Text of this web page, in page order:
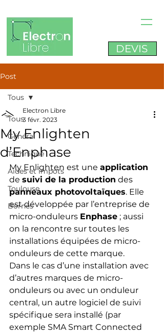
DEVIS
Post
Tous
Général
Technique
Aides et impots
Toulouse
Bornes
Tous
My Enlighten
d’Enphase
Electron Libre
3 févr. 2023
My Enlighten est une application
de suivi de la production des
panneaux photovoltaïques. Elle
est développée par l’entreprise de
micro-onduleurs Enphase ; aussi
on la rencontre sur toutes les
installations équipées de micro-
onduleurs de cette marque.
Dans le cas d’une installation avec
d’autres marques de micro-
onduleurs ou avec un onduleur
central, un autre logiciel de suivi
spécifique sera installé (par
exemple SMA Smart Connected